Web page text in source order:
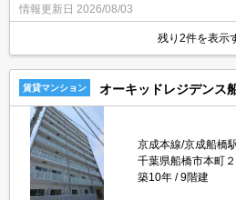
情報更新日 2026/08/03
残り2件を表示
賃貸マンション オーキッドレジデンス
京成本線/京成船橋
千葉県船橋市本町２
築10年
9階建